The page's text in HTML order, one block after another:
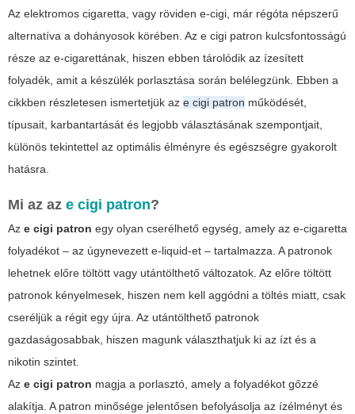
Az elektromos cigaretta, vagy röviden e-cigi, már régóta népszerű
alternatíva a dohányosok körében. Az e cigi patron kulcsfontosságú
része az e-cigarettának, hiszen ebben tárolódik az ízesített
folyadék, amit a készülék porlasztása során belélegzünk. Ebben a
cikkben részletesen ismertetjük az e cigi patron működését,
típusait, karbantartását és legjobb választásának szempontjait,
különös tekintettel az optimális élményre és egészségre gyakorolt
hatásra.
Mi az az e cigi patron?
Az e cigi patron egy olyan cserélhető egység, amely az e-cigaretta
folyadékot – az úgynevezett e-liquid-et – tartalmazza. A patronok
lehetnek előre töltött vagy utántölthető változatok. Az előre töltött
patronok kényelmesek, hiszen nem kell aggódni a töltés miatt, csak
cseréljük a régit egy újra. Az utántölthető patronok
gazdaságosabbak, hiszen magunk választhatjuk ki az ízt és a
nikotin szintet.
Az e cigi patron magja a porlasztó, amely a folyadékot gőzzé
alakítja. A patron minősége jelentősen befolyásolja az ízélményt és